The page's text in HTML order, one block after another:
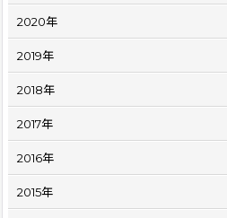
2020年
2019年
2018年
2017年
2016年
2015年